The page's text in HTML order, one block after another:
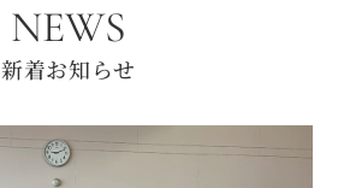
NEWS
新着お知らせ